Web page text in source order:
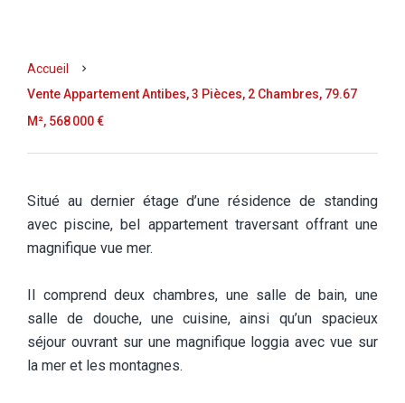
Accueil
Vente Appartement Antibes, 3 Pièces, 2 Chambres, 79.67
M², 568 000 €
Situé au dernier étage d’une résidence de standing
avec piscine, bel appartement traversant offrant une
magnifique vue mer.
Il comprend deux chambres, une salle de bain, une
salle de douche, une cuisine, ainsi qu’un spacieux
séjour ouvrant sur une magnifique loggia avec vue sur
la mer et les montagnes.